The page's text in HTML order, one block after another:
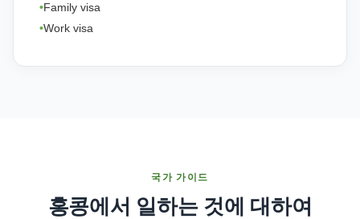
Family visa
Work visa
국가 가이드
홍콩에서 일하는 것에 대하여